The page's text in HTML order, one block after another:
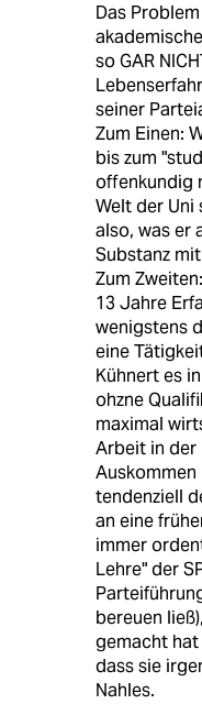
Das
so GAR
seiner
Zum Einen:
bis zum
offenkundig
Welt der Uni
also, was er
Substanz
Zum
13 Jahre
wenigstens
eine
Kühnert es
ohzne
maximal
Arbeit in der
Auskommen
tendenziell
an eine
immer
Lehre" der
bereuen
gemacht hat
dass sie
Nahles.